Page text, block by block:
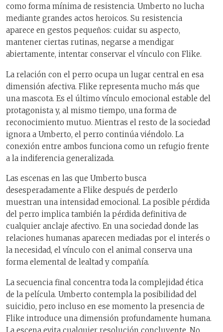
como forma mínima de resistencia. Umberto no lucha
mediante grandes actos heroicos. Su resistencia
aparece en gestos pequeños: cuidar su aspecto,
mantener ciertas rutinas, negarse a mendigar
abiertamente, intentar conservar el vínculo con Flike.
La relación con el perro ocupa un lugar central en esa
dimensión afectiva. Flike representa mucho más que
una mascota. Es el último vínculo emocional estable del
protagonista y, al mismo tiempo, una forma de
reconocimiento mutuo. Mientras el resto de la sociedad
ignora a Umberto, el perro continúa viéndolo. La
conexión entre ambos funciona como un refugio frente
a la indiferencia generalizada.
Las escenas en las que Umberto busca
desesperadamente a Flike después de perderlo
muestran una intensidad emocional. La posible pérdida
del perro implica también la pérdida definitiva de
cualquier anclaje afectivo. En una sociedad donde las
relaciones humanas aparecen mediadas por el interés o
la necesidad, el vínculo con el animal conserva una
forma elemental de lealtad y compañía.
La secuencia final concentra toda la complejidad ética
de la película. Umberto contempla la posibilidad del
suicidio, pero incluso en ese momento la presencia de
Flike introduce una dimensión profundamente humana.